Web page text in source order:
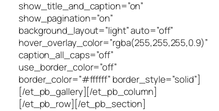
show_title_and_caption=”on”
show_pagination=”on”
background_layout=”light” auto=”off”
hover_overlay_color=”rgba(255,255,255,0.9)”
caption_all_caps=”off”
use_border_color=”off”
border_color=”#ffffff” border_style=”solid”]
[/et_pb_gallery][/et_pb_column]
[/et_pb_row][/et_pb_section]